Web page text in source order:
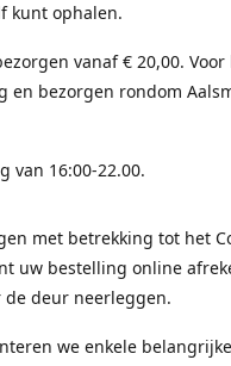
kunt ophalen.
vanaf € 20,00.
en bezorgen rondom
van 16:00-22.00.
met betrekking tot het
uw bestelling online
deur neerleggen.
we enkele